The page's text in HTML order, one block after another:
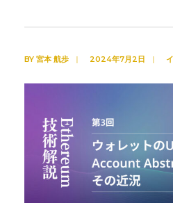
BY 宮本 航歩 | 2024年7月2日 |